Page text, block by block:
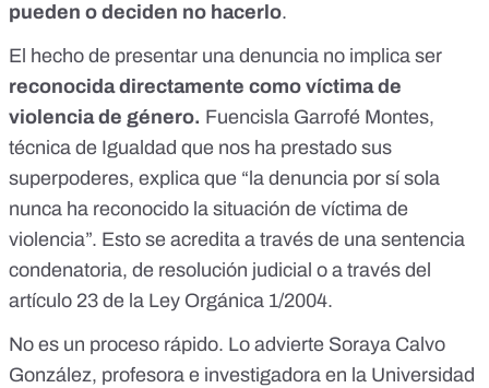
pueden o deciden no hacerlo.
El hecho de presentar una denuncia no implica ser
reconocida directamente como víctima de
violencia de género. Fuencisla Garrofé Montes,
técnica de Igualdad que nos ha prestado sus
superpoderes, explica que “la denuncia por sí sola
nunca ha reconocido la situación de víctima de
violencia”. Esto se acredita a través de una sentencia
condenatoria, de resolución judicial o a través del
artículo 23 de la Ley Orgánica 1/2004.
No es un proceso rápido. Lo advierte Soraya Calvo
González, profesora e investigadora en la Universidad